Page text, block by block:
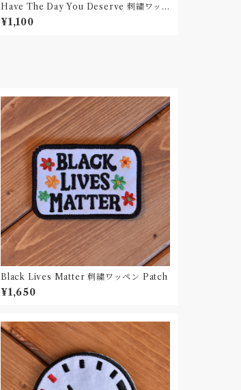
Have The Day You Deserve 刺繍ワッ
ペン Patch
¥1,100
Black Lives Matter 刺繍ワッペン Patch
¥1,650